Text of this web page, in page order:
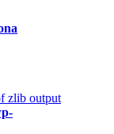
zlib output